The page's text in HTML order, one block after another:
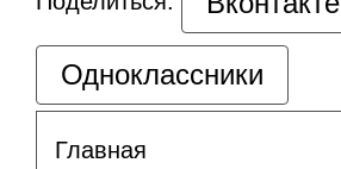
Одноклассники
Главная